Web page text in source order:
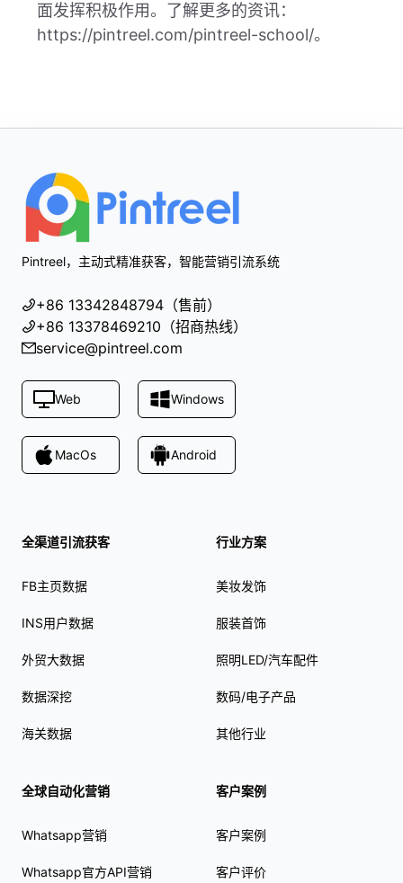
面发挥积极作用。了解更多的资讯：
https://pintreel.com/pintreel-school/。
Pintreel，主动式精准获客，智能营销引流系统
+86 13342848794（售前）
+86 13378469210（招商热线）
service@pintreel.com
Web Windows
MacOs Android
全渠道引流获客
FB主页数据
INS用户数据
外贸大数据
数据深挖
海关数据
全球自动化营销
Whatsapp营销
Whatsapp官方API营销
行业方案
美妆发饰
服装首饰
照明LED/汽车配件
数码/电子产品
其他行业
客户案例
客户案例
客户评价